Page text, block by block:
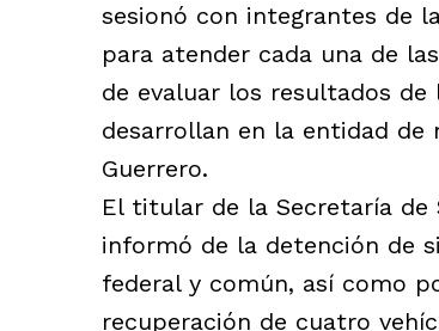
sesionó con integrantes de
para atender cada una de
de evaluar los resultados
desarrollan en la entidad
Guerrero.
El titular de la Secretaría de
informó de la detención de
federal y común, así como
recuperación de cuatro